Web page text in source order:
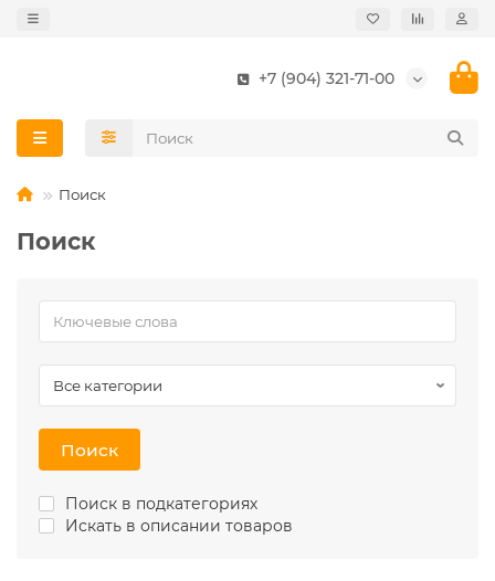
+7 (904) 321-71-00
Поиск
Поиск
Поиск
Поиск в подкатегориях
Искать в описании товаров